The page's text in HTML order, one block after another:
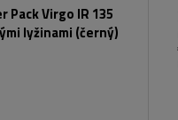
Virgo IR 135
lyžinami (černý)